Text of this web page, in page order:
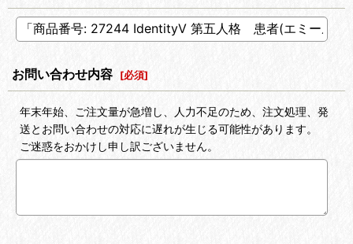
お問い合わせ内容 [必須]
年末年始、ご注文量が急増し、人力不足のため、注文処理、発
送とお問い合わせの対応に遅れが生じる可能性があります。
ご迷惑をおかけし申し訳ございません。